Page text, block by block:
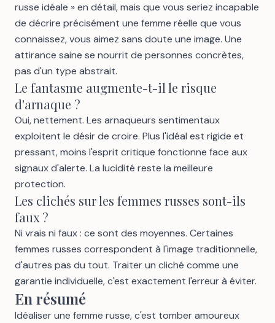
russe idéale » en détail, mais que vous seriez incapable
de décrire précisément une femme réelle que vous
connaissez, vous aimez sans doute une image. Une
attirance saine se nourrit de personnes concrètes,
pas d'un type abstrait.
Le fantasme augmente-t-il le risque
d'arnaque ?
Oui, nettement. Les arnaqueurs sentimentaux
exploitent le désir de croire. Plus l'idéal est rigide et
pressant, moins l'esprit critique fonctionne face aux
signaux d'alerte. La lucidité reste la meilleure
protection.
Les clichés sur les femmes russes sont-ils
faux ?
Ni vrais ni faux : ce sont des moyennes. Certaines
femmes russes correspondent à l'image traditionnelle,
d'autres pas du tout. Traiter un cliché comme une
garantie individuelle, c'est exactement l'erreur à éviter.
En résumé
Idéaliser une femme russe, c'est tomber amoureux